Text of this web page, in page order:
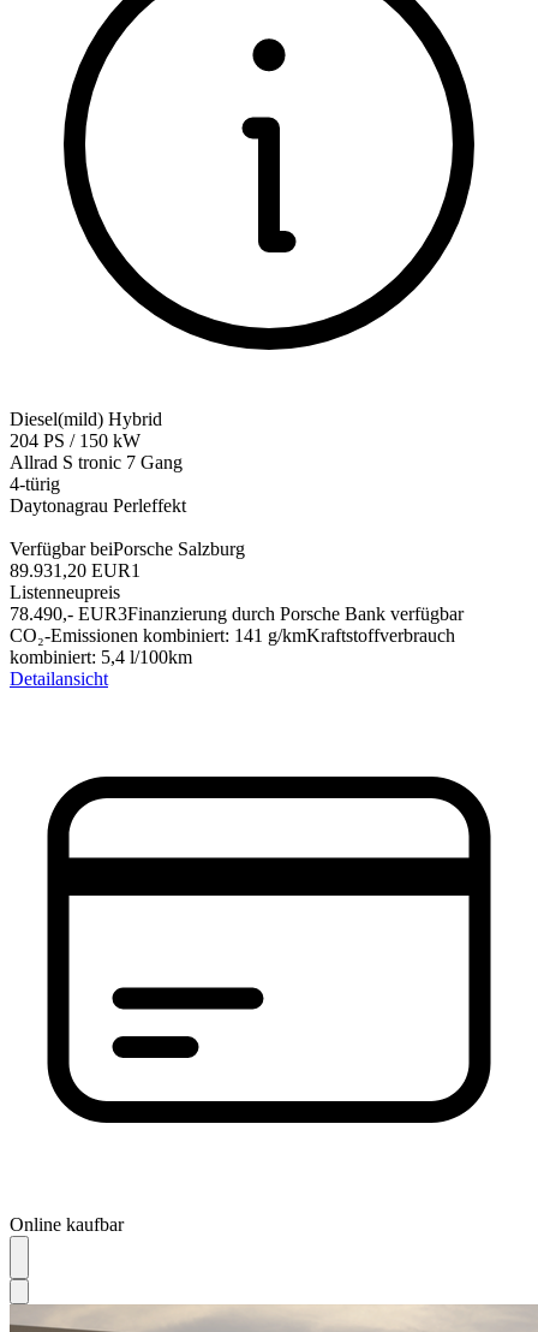
Diesel(mild) Hybrid
204 PS / 150 kW
Allrad S tronic 7 Gang
4-türig
Daytonagrau Perleffekt
Verfügbar beiPorsche Salzburg
89.931,20 EUR1
Listenneupreis
78.490,-‍ EUR3Finanzierung durch Porsche Bank verfügbar
CO₂-Emissionen kombiniert: 141 g/kmKraftstoffverbrauch
kombiniert: 5,4 l/100km
Detailansicht
Online kaufbar